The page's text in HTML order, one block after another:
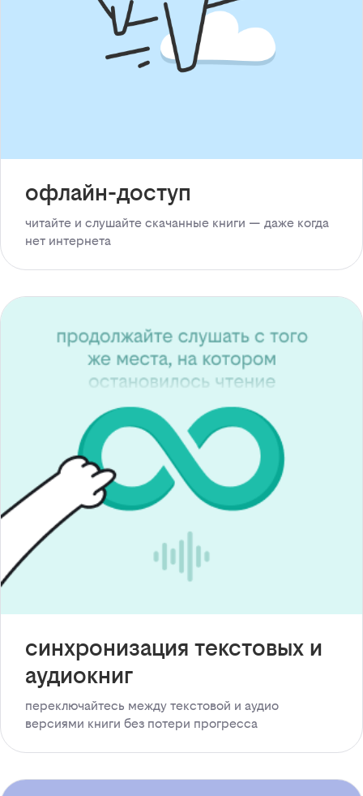
офлайн-доступ
читайте и слушайте скачанные книги — даже когда
нет интернета
синхронизация текстовых и
аудиокниг
переключайтесь между текстовой и аудио
версиями книги без потери прогресса